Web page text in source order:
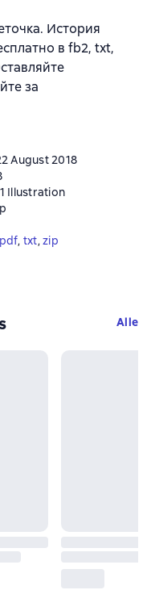
История
в fb2, txt,
за
August 2018
Illustration
pdf, txt, zip
Alle